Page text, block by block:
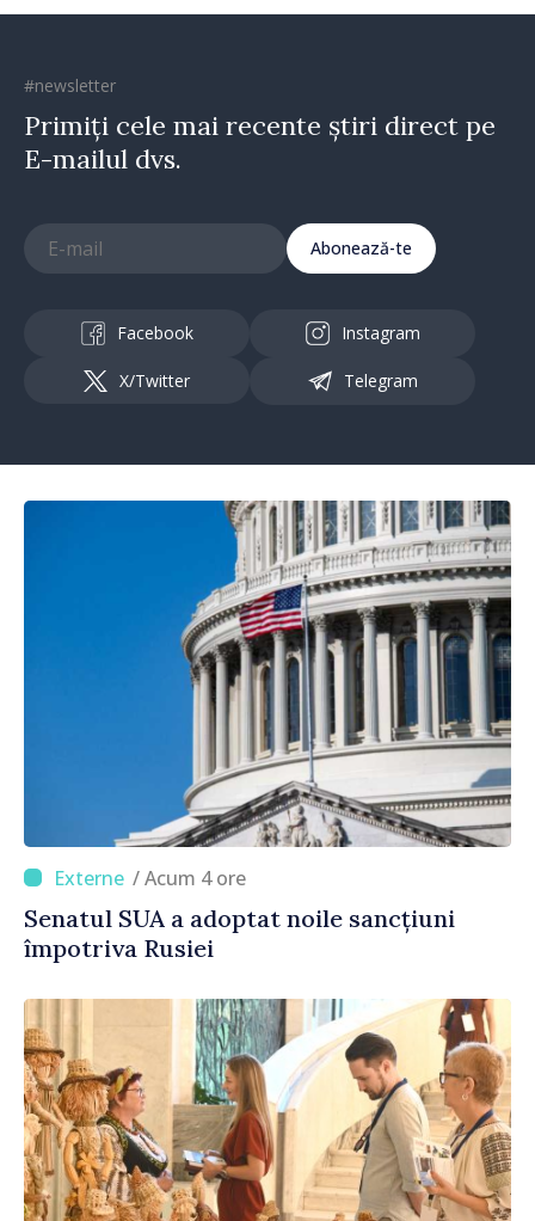
#newsletter
Primiți cele mai recente știri direct pe
E-mailul dvs.
Abonează-te
Facebook Instagram
X/Twitter Telegram
/ Acum 4 ore
Senatul SUA a adoptat noile sancțiuni
împotriva Rusiei